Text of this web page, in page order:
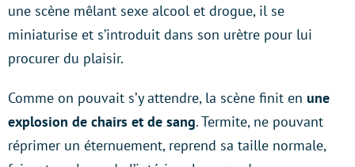
une scène mêlant sexe alcool et drogue, il se
miniaturise et s’introduit dans son urètre pour lui
procurer du plaisir.
Comme on pouvait s’y attendre, la scène finit en une
explosion de chairs et de sang. Termite, ne pouvant
réprimer un éternuement, reprend sa taille normale,